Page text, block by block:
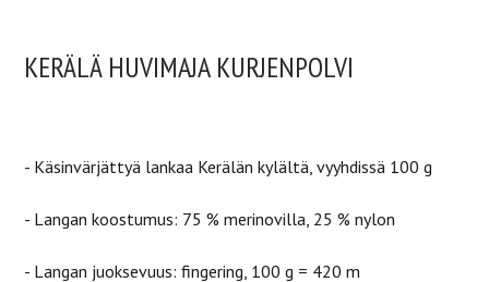
KERÄLÄ HUVIMAJA KURJENPOLVI
- Käsinvärjättyä lankaa Kerälän kylältä, vyyhdissä 100 g
- Langan koostumus: 75 % merinovilla, 25 % nylon
- Langan juoksevuus: fingering, 100 g = 420 m